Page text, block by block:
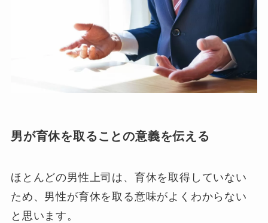
男が育休を取ることの意義を伝える
ほとんどの男性上司は、育休を取得していない
ため、男性が育休を取る意味がよくわからない
と思います。